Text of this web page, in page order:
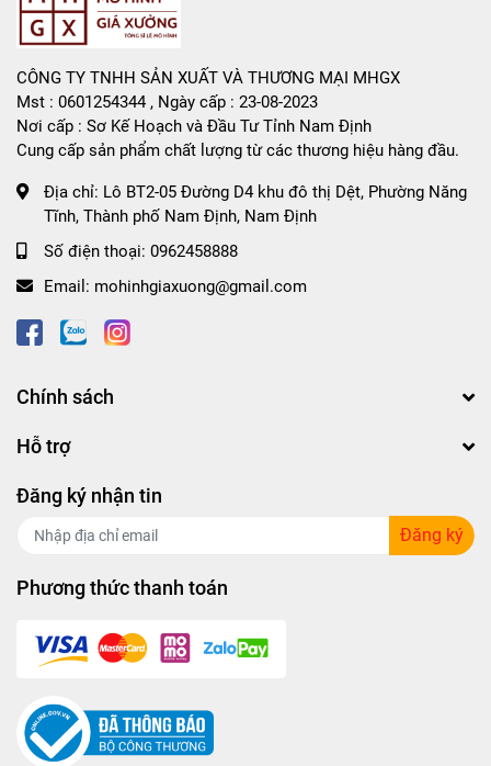
CÔNG TY TNHH SẢN XUẤT VÀ THƯƠNG MẠI MHGX
Mst : 0601254344 , Ngày cấp : 23-08-2023
Nơi cấp : Sơ Kế Hoạch và Đầu Tư Tỉnh Nam Định
Cung cấp sản phẩm chất lượng từ các thương hiệu hàng đầu.
Địa chỉ: Lô BT2-05 Đường D4 khu đô thị Dệt, Phường Năng
Tĩnh, Thành phố Nam Định, Nam Định
Số điện thoại: 0962458888
Email: mohinhgiaxuong@gmail.com
Chính sách
Hỗ trợ
Đăng ký nhận tin
Đăng ký
Phương thức thanh toán